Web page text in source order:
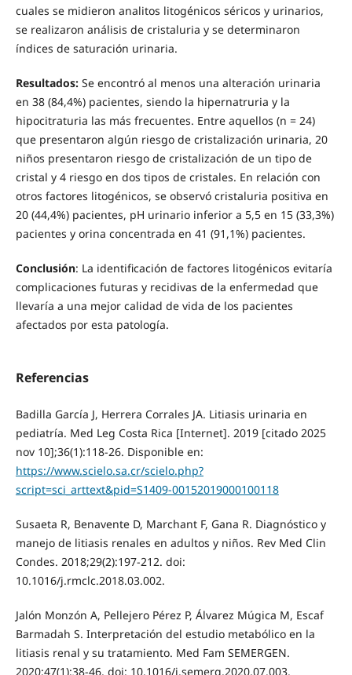
cuales se midieron analitos litogénicos séricos y urinarios,
se realizaron análisis de cristaluria y se determinaron
índices de saturación urinaria.
Resultados:Se encontró al menos una alteración urinaria
en 38 (84,4%) pacientes, siendo la hipernatruria y la
hipocitraturia las más frecuentes. Entre aquellos (n = 24)
que presentaron algún riesgo de cristalización urinaria, 20
niños presentaron riesgo de cristalización de un tipo de
cristal y 4 riesgo en dos tipos de cristales. En relación con
otros factores litogénicos, se observó cristaluria positiva en
20 (44,4%) pacientes, pH urinario inferior a 5,5 en 15 (33,3%)
pacientes y orina concentrada en 41 (91,1%) pacientes.
Conclusión: La identificación de factores litogénicos evitaría
complicaciones futuras y recidivas de la enfermedad que
llevaría a una mejor calidad de vida de los pacientes
afectados por esta patología.
Referencias
Badilla García J, Herrera Corrales JA. Litiasis urinaria en
pediatría. Med Leg Costa Rica [Internet]. 2019 [citado 2025
nov 10];36(1):118-26. Disponible en:
https://www.scielo.sa.cr/scielo.php?
script=sci_arttext&pid=S1409-00152019000100118
Susaeta R, Benavente D, Marchant F, Gana R. Diagnóstico y
manejo de litiasis renales en adultos y niños. Rev Med Clin
Condes. 2018;29(2):197-212. doi:
10.1016/j.rmclc.2018.03.002.
Jalón Monzón A, Pellejero Pérez P, Álvarez Múgica M, Escaf
Barmadah S. Interpretación del estudio metabólico en la
litiasis renal y su tratamiento. Med Fam SEMERGEN.
2020;47(1):38-46. doi: 10.1016/j.semerg.2020.07.003.